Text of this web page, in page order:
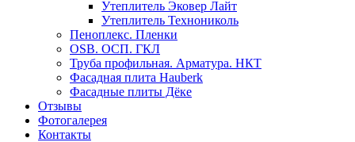
Утеплитель Эковер Лайт
Утеплитель Технониколь
Пеноплекс. Пленки
OSB. ОСП. ГКЛ
Труба профильная. Арматура. НКТ
Фасадная плита Hauberk
Фасадные плиты Дёке
Отзывы
Фотогалерея
Контакты